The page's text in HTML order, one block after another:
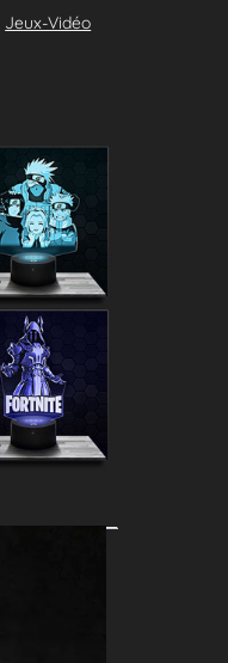
Jeux-Vidéo